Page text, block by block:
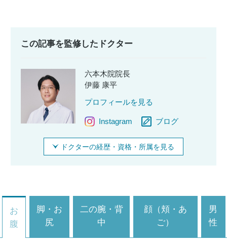
この記事を監修したドクター
六本木院院長
伊藤 康平
プロフィールを見る
Instagram ブログ
ドクターの経歴・資格・所属を見る
お
腹
脚・お
尻
二の腕・背
中
顔（頬・あ
ご）
男
性